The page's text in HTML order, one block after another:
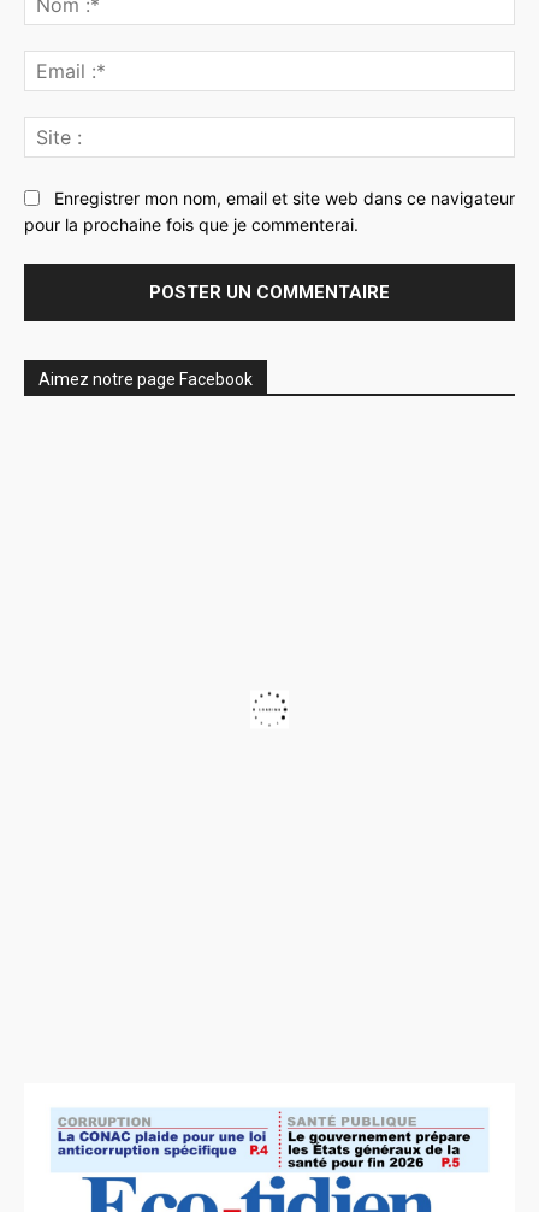
:*
:*
:
Enregistrer mon nom, email et site web dans ce navigateur
pour la prochaine fois que je commenterai.
Aimez notre page Facebook